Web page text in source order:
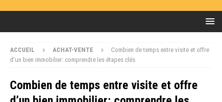
ACCUEIL ACHAT-VENTE
Combien de temps entre visite et offre
d’un bien immobilier: comprendre les étapes clés
Combien de temps entre visite et offre